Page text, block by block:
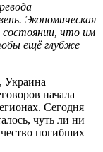
Экономическая
состоянии, что им
ещё глубже
Украина
начала
Сегодня
чуть ли ни
погибших